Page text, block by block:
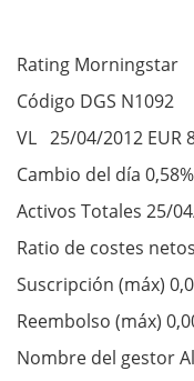
Rating Morningstar
Código DGS N1092
VL 25/04/2012 EUR
Cambio del día 0,58%
Activos Totales 25/
Ratio de costes
Suscripción (máx)
Reembolso (máx)
Nombre del gestor